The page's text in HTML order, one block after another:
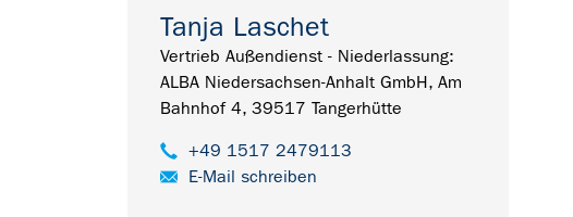
Tanja Laschet
Vertrieb Außendienst - Niederlassung:
ALBA Niedersachsen-Anhalt GmbH, Am
Bahnhof 4, 39517 Tangerhütte
+49 1517 2479113
E-Mail schreiben